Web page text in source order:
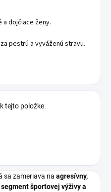
dojčiace ženy.
pestrú a vyváženú stravu.
tejto položke.
sa zameriava na agresívny,
športovej výživy a